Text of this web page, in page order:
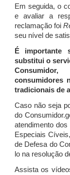
Em seguida, o
e avaliar a
reclamação foi
seu nível de
É importante
substitui o
consumidores
tradicionais de
Caso não seja
do
atendimento
Especiais
de Defesa do
lo na resolução
Assista os